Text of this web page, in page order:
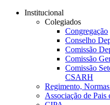
Conteúdo principal
Institucional
Colegiados
Congregação
Conselho
Comissão
Comissão
Comissão
CSARH
Regimento,
Associação de